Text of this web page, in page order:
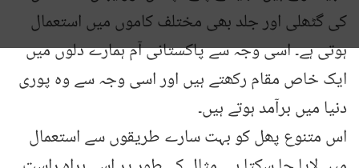
کی گٹھلی اور جلد بھی مختلف کاموں میں استعمال
ہوتی ہے۔ اسی وجہ سے پاکستانی آم ہمارے دلوں میں
ایک خاص مقام رکھتے ہیں اور اسی وجہ سے وہ پوری
دنیا میں برآمد ہوتے ہیں۔
اس متنوع پھل کو بہت سارے طریقوں سے استعمال